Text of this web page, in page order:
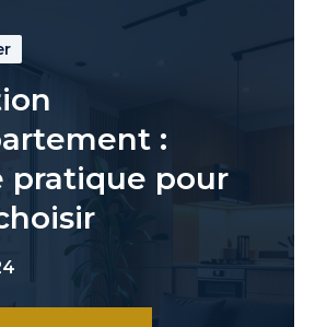
:
pratique pour